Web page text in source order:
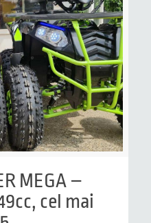
MEGA –
cel mai